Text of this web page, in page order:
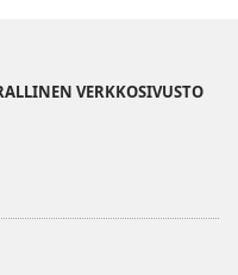
VERKKOSIVUSTO